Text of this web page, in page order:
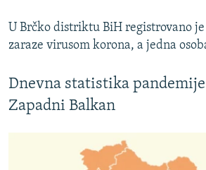
U Brčko distriktu BiH registrovano
zaraze virusom korona, a jedna
Dnevna statistika
Zapadni Balkan